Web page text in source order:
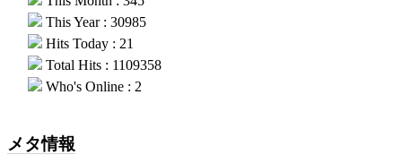
This Year : 30985
Hits Today : 21
Total Hits : 1109358
Who's Online : 2
メタ情報